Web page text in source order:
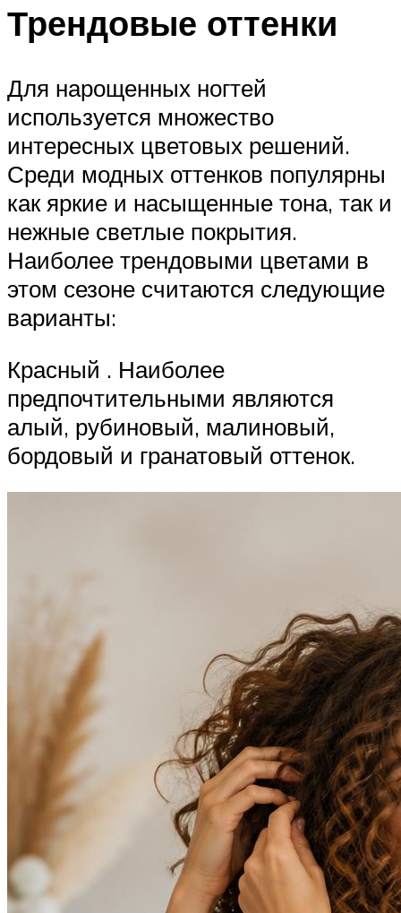
Трендовые оттенки
Для нарощенных ногтей
используется множество
интересных цветовых решений.
Среди модных оттенков популярны
как яркие и насыщенные тона, так и
нежные светлые покрытия.
Наиболее трендовыми цветами в
этом сезоне считаются следующие
варианты:
Красный . Наиболее
предпочтительными являются
алый, рубиновый, малиновый,
бордовый и гранатовый оттенок.